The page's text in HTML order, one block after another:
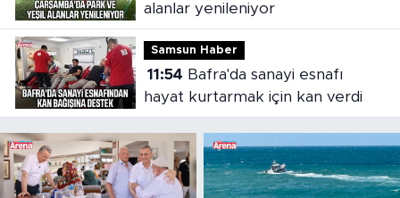
alanlar yenileniyor
Samsun Haber
11:54
hayat kurtarmak için kan verdi